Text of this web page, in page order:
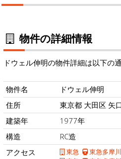
物件の詳細情報
ドウェル伸明の物件詳細は以下の通
物件名
ドウェル伸明
住所
東京都 大田区 矢
建築年
1977年
構造
RC造
アクセス
東急 東急多摩